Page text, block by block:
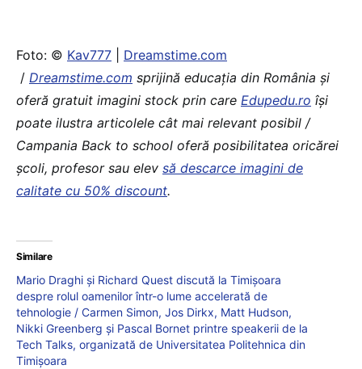
Foto: © Kav777
Dreamstime.com
/ Dreamstime.com sprijină educaţia din România şi
oferă gratuit imagini stock prin care Edupedu.ro îşi
poate ilustra articolele cât mai relevant posibil /
Campania Back to school oferă posibilitatea oricărei
școli, profesor sau elev să descarce imagini de
calitate cu 50% discount.
Similare
Mario Draghi și Richard Quest discută la Timișoara
despre rolul oamenilor într-o lume accelerată de
tehnologie / Carmen Simon, Jos Dirkx, Matt Hudson,
Nikki Greenberg și Pascal Bornet printre speakerii de la
Tech Talks, organizată de Universitatea Politehnica din
Timișoara